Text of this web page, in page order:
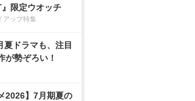
』限定ウオッチ
アップ特集
夏ドラマも、注目
が勢ぞろい！
2026】7月期夏の